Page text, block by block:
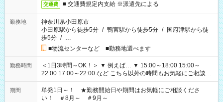
交通費 ■ 交通費規定内支給 ※派遣先による
勤務地
神奈川県小田原市
小田原駅から徒歩5分 / 鴨宮駅から徒歩5分 / 国府津駅から徒
歩5分 / …
■物流センターなど ■勤務地選べます
勤務時間
＜1日3時間～OK！＞ ▼ 例えば… ▼ 15:00～18:00 15:00～
22:00 17:00～22:00 など こちら以外の時間もお気軽にご相談く
ださい！
期間
単発1日～！ ★勤務開始日や期間はお気軽にご相談くださ
い！ ＃8月～ ＃9月～